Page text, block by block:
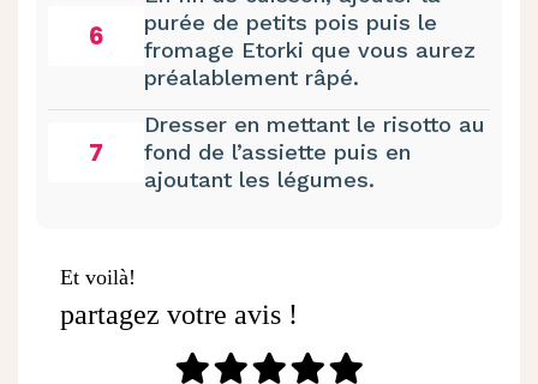
6
purée de petits pois puis le
fromage Etorki que vous aurez
préalablement râpé.
7
Dresser en mettant le risotto au
fond de l’assiette puis en
ajoutant les légumes.
Et voilà!
partagez votre avis !